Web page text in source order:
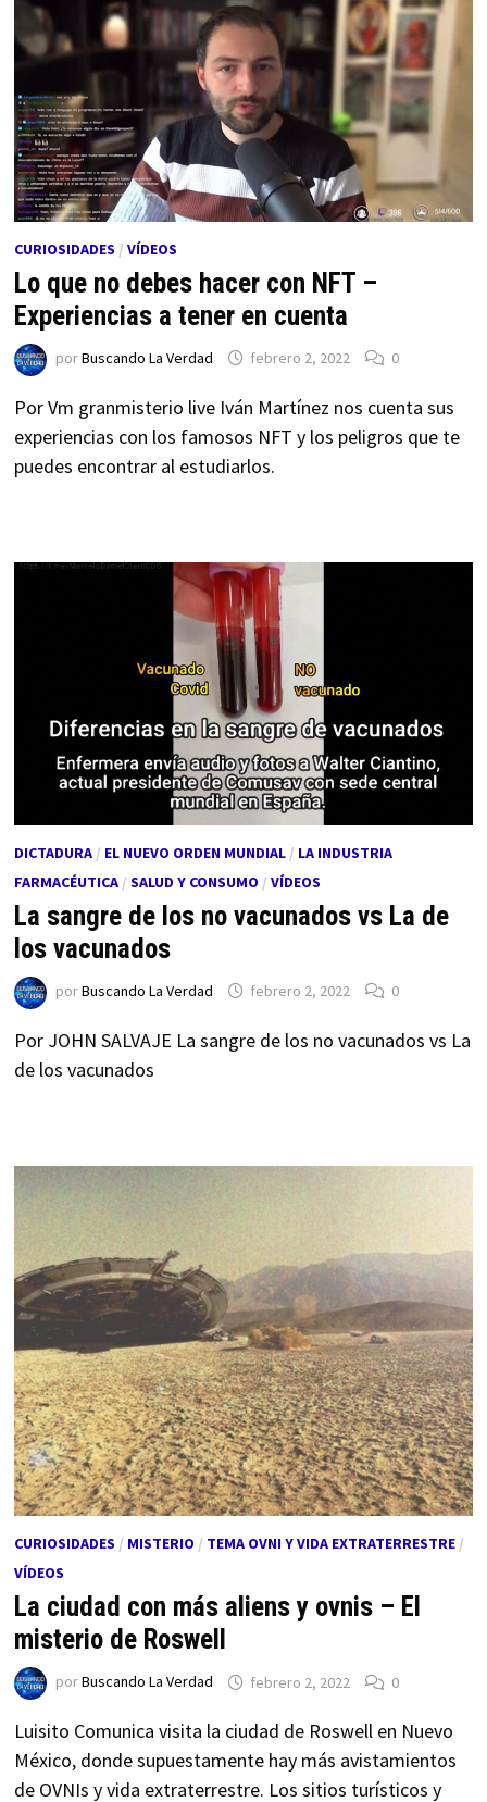
CURIOSIDADES / VÍDEOS
Lo que no debes hacer con NFT –
Experiencias a tener en cuenta
porBuscando La Verdad febrero 2, 2022 0
Por Vm granmisterio live Iván Martínez nos cuenta sus
experiencias con los famosos NFT y los peligros que te
puedes encontrar al estudiarlos.
DICTADURA/ EL NUEVO ORDEN MUNDIAL/ LA INDUSTRIA
FARMACÉUTICA/ SALUD Y CONSUMO / VÍDEOS
La sangre de los no vacunados vs La de
los vacunados
porBuscando La Verdad febrero 2, 2022 0
Por JOHN SALVAJE La sangre de los no vacunados vs La
de los vacunados
CURIOSIDADES / MISTERIO / TEMA OVNI Y VIDA EXTRATERRESTRE/
VÍDEOS
La ciudad con más aliens y ovnis – El
misterio de Roswell
porBuscando La Verdad febrero 2, 2022 0
Luisito Comunica visita la ciudad de Roswell en Nuevo
México, donde supuestamente hay más avistamientos
de OVNIs y vida extraterrestre. Los sitios turísticos y